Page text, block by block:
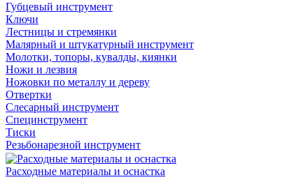
Губцевый инструмент
Ключи
Лестницы и стремянки
Малярный и штукатурный инструмент
Молотки, топоры, кувалды, киянки
Ножи и лезвия
Ножовки по металлу и дереву
Отвертки
Слесарный инструмент
Специнструмент
Тиски
Резьбонарезной инструмент
Расходные материалы и оснастка